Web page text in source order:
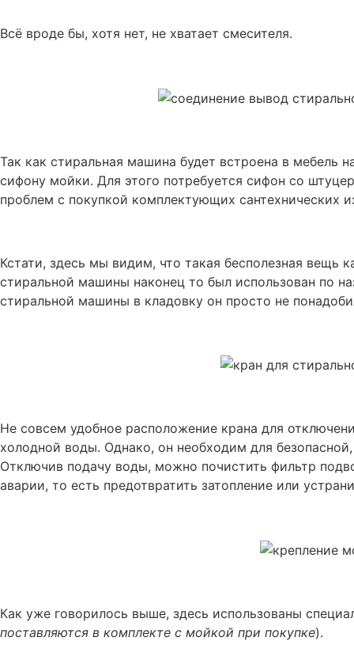
Всё вроде бы, хотя нет, не хватает смесителя.
Так как стиральная машина будет встроена в мебель
сифону мойки. Для этого потребуется сифон со
проблем с покупкой комплектующих сантехнических
Кстати, здесь мы видим, что такая бесполезная вещь
стиральной машины наконец то был использован по
стиральной машины в кладовку он просто не
Не совсем удобное расположение крана для
холодной воды. Однако, он необходим для
Отключив подачу воды, можно почистить фильтр
аварии, то есть предотвратить затопление или
Как уже говорилось выше, здесь использованы
поставляются в комплекте с мойкой при покупке).